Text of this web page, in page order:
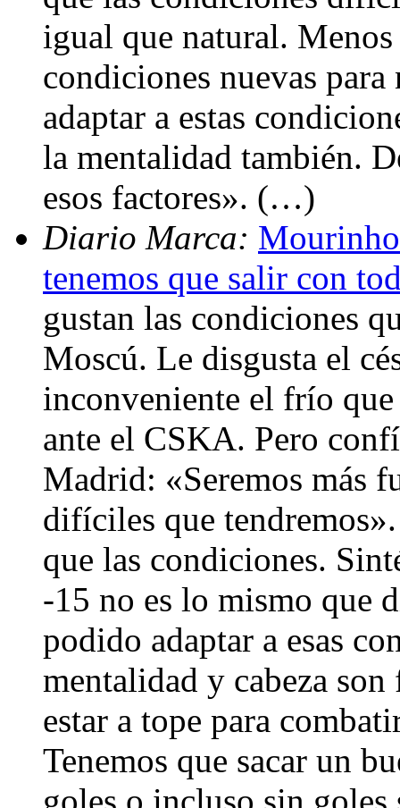
igual que natural.
condiciones nuevas
adaptar a estas
la mentalidad también.
esos factores». (…)
Diario Marca:
tenemos que salir con
gustan las condiciones
Moscú. Le disgusta el
inconveniente el frío
ante el CSKA. Pero
Madrid: «Seremos más
difíciles que
que las condiciones.
-15 no es lo mismo que
podido adaptar a esas
mentalidad y cabeza
estar a tope para
Tenemos que sacar un
goles o incluso sin